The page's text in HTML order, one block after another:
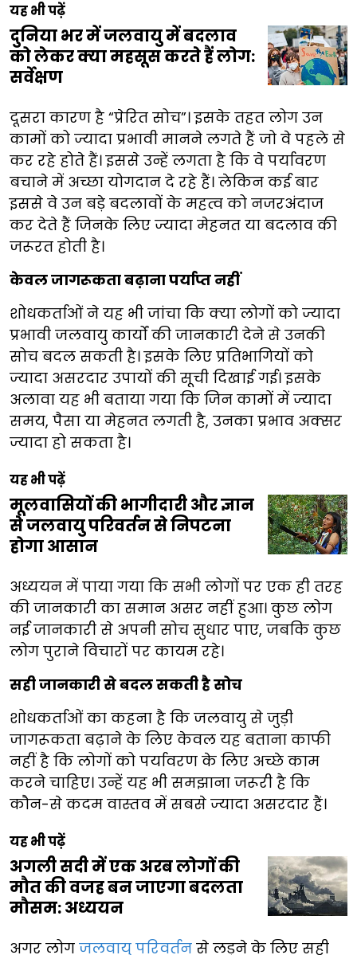
यह भी पढ़ें
दुनिया भर में जलवायु में बदलाव
को लेकर क्या महसूस करते हैं लोग:
सर्वेक्षण
दूसरा कारण है “प्रेरित सोच”। इसके तहत लोग उन
कामों को ज्यादा प्रभावी मानने लगते हैं जो वे पहले से
कर रहे होते हैं। इससे उन्हें लगता है कि वे पर्यावरण
बचाने में अच्छा योगदान दे रहे हैं। लेकिन कई बार
इससे वे उन बड़े बदलावों के महत्व को नजरअंदाज
कर देते हैं जिनके लिए ज्यादा मेहनत या बदलाव की
जरूरत होती है।
केवल जागरूकता बढ़ाना पर्याप्त नहीं
शोधकर्ताओं ने यह भी जांचा कि क्या लोगों को ज्यादा
प्रभावी जलवायु कार्यों की जानकारी देने से उनकी
सोच बदल सकती है। इसके लिए प्रतिभागियों को
ज्यादा असरदार उपायों की सूची दिखाई गई। इसके
अलावा यह भी बताया गया कि जिन कामों में ज्यादा
समय, पैसा या मेहनत लगती है, उनका प्रभाव अक्सर
ज्यादा हो सकता है।
यह भी पढ़ें
मूलवासियों की भागीदारी और ज्ञान
से जलवायु परिवर्तन से निपटना
होगा आसान
अध्ययन में पाया गया कि सभी लोगों पर एक ही तरह
की जानकारी का समान असर नहीं हुआ। कुछ लोग
नई जानकारी से अपनी सोच सुधार पाए, जबकि कुछ
लोग पुराने विचारों पर कायम रहे।
सही जानकारी से बदल सकती है सोच
शोधकर्ताओं का कहना है कि जलवायु से जुड़ी
जागरूकता बढ़ाने के लिए केवल यह बताना काफी
नहीं है कि लोगों को पर्यावरण के लिए अच्छे काम
करने चाहिए। उन्हें यह भी समझाना जरूरी है कि
कौन-से कदम वास्तव में सबसे ज्यादा असरदार हैं।
यह भी पढ़ें
अगली सदी में एक अरब लोगों की
मौत की वजह बन जाएगा बदलता
मौसम: अध्ययन
अगर लोग जलवायु परिवर्तन से लड़ने के लिए सही